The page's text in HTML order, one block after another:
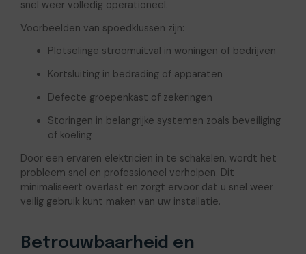
snel weer volledig operationeel.
Voorbeelden van spoedklussen zijn:
Plotselinge stroomuitval in woningen of bedrijven
Kortsluiting in bedrading of apparaten
Defecte groepenkast of zekeringen
Storingen in belangrijke systemen zoals beveiliging
of koeling
Door een ervaren elektricien in te schakelen, wordt het
probleem snel en professioneel verholpen. Dit
minimaliseert overlast en zorgt ervoor dat u snel weer
veilig gebruik kunt maken van uw installatie.
Betrouwbaarheid en